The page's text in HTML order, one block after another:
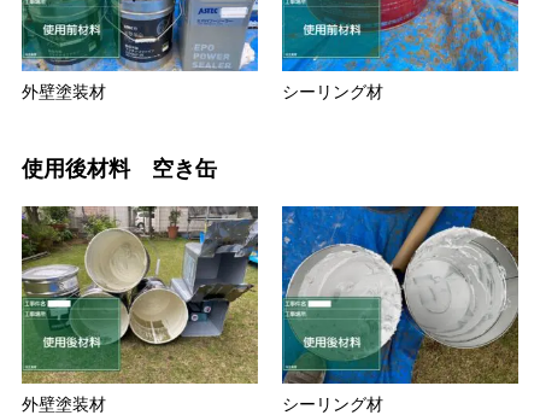
外壁塗装材 シーリング材
使用後材料 空き缶
外壁塗装材 シーリング材